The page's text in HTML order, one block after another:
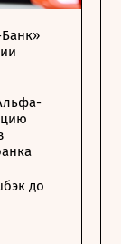
до